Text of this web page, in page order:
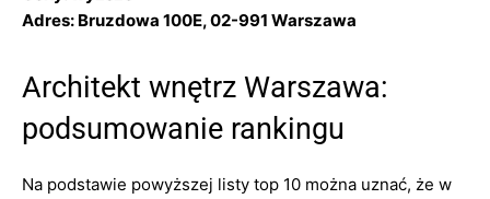
Adres: Bruzdowa 100E, 02-991 Warszawa
Architekt wnętrz Warszawa:
podsumowanie rankingu
Na podstawie powyższej listy top 10 można uznać, że w